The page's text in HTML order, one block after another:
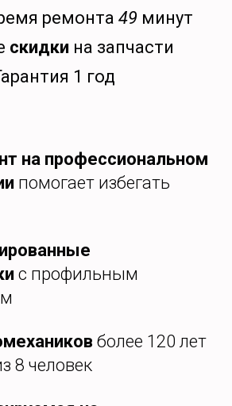
ремонта 49 минут
скидки на запчасти
1 год
на профессиональном
помогает избегать
с профильным
более 120 лет
8 человек